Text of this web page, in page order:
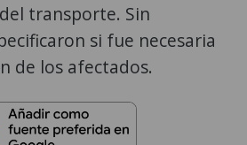
transporte. Sin
si fue necesaria
de los afectados.